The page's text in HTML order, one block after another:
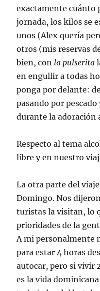
exactamente cuánto
jornada, los kilos se
unos (Alex quería
otros (mis reservas
bien, con la pulserita
en engullir a todas
ponga por delante:
pasando por
durante la adoración
Respecto al tema
libre y en nuestro
La otra parte del
Domingo. Nos
turistas la visitan, lo
prioridades de la
A mi personalmente
para estar 4 horas
autocar, pero si vivir
es la vida